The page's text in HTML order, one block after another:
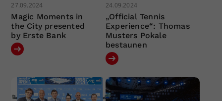
27.09.2024
Magic Moments in
the City presented
by Erste Bank
24.09.2024
„Official Tennis
Experience“: Thomas
Musters Pokale
bestaunen